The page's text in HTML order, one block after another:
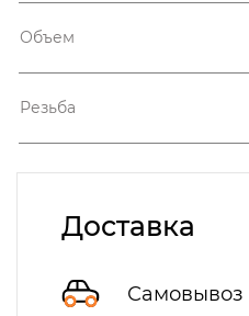
Объем
Резьба
Доставка
Самовывоз